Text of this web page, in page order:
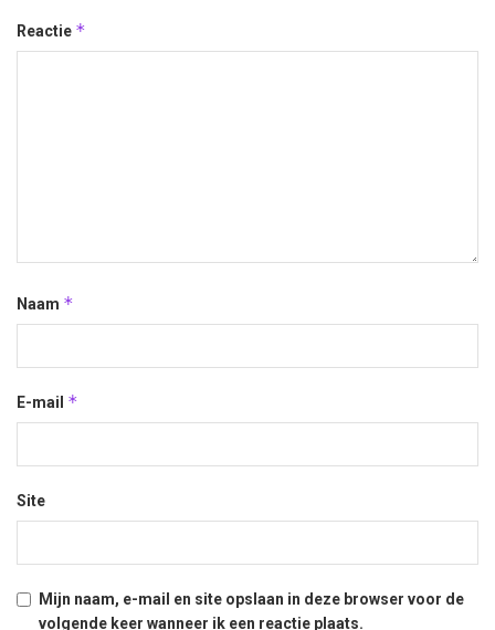
Reactie *
Naam *
E-mail *
Site
Mijn naam, e-mail en site opslaan in deze browser voor de
volgende keer wanneer ik een reactie plaats.